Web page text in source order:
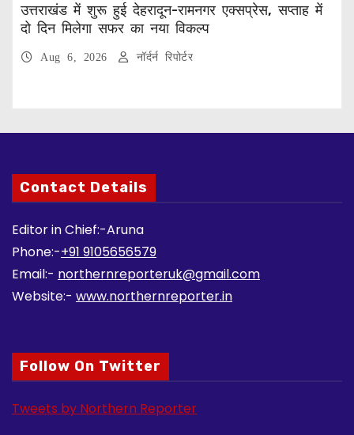
उत्तराखंड में शुरू हुई देहरादून-रामनगर एक्सप्रेस, सप्ताह में
दो दिन मिलेगा सफर का नया विकल्प
Aug 6, 2026 नॉर्दर्न रिपोर्टर
Contact Details
Editor in Chief:-Aruna
Phone:-+91 9105656579
Email:- northernreporteruk@gmail.com
Website:- www.northernreporter.in
Follow On Twitter
Tweets by Northern Reporter